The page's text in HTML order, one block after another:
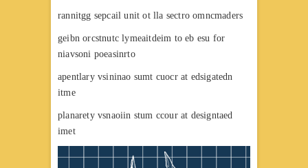
rannitgg sepcail unit ot lla sectro omncmaders
geibn orcstnutc lymeaitdeim to eb esu for
niavsoni poeasinrto
apentlary vsininao sumt cuocr at edsigatedn
itme
planarety vsnaoiin stum ccour at designtaed
imet